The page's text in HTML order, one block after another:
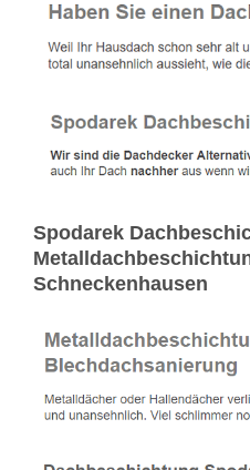
Spodarek
Schneckenhausen